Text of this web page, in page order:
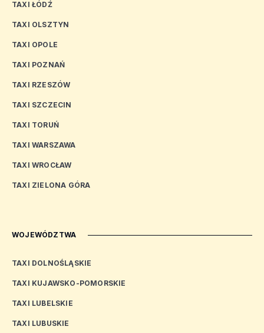
TAXI ŁÓDŹ
TAXI OLSZTYN
TAXI OPOLE
TAXI POZNAŃ
TAXI RZESZÓW
TAXI SZCZECIN
TAXI TORUŃ
TAXI WARSZAWA
TAXI WROCŁAW
TAXI ZIELONA GÓRA
WOJEWÓDZTWA
TAXI DOLNOŚLĄSKIE
TAXI KUJAWSKO-POMORSKIE
TAXI LUBELSKIE
TAXI LUBUSKIE